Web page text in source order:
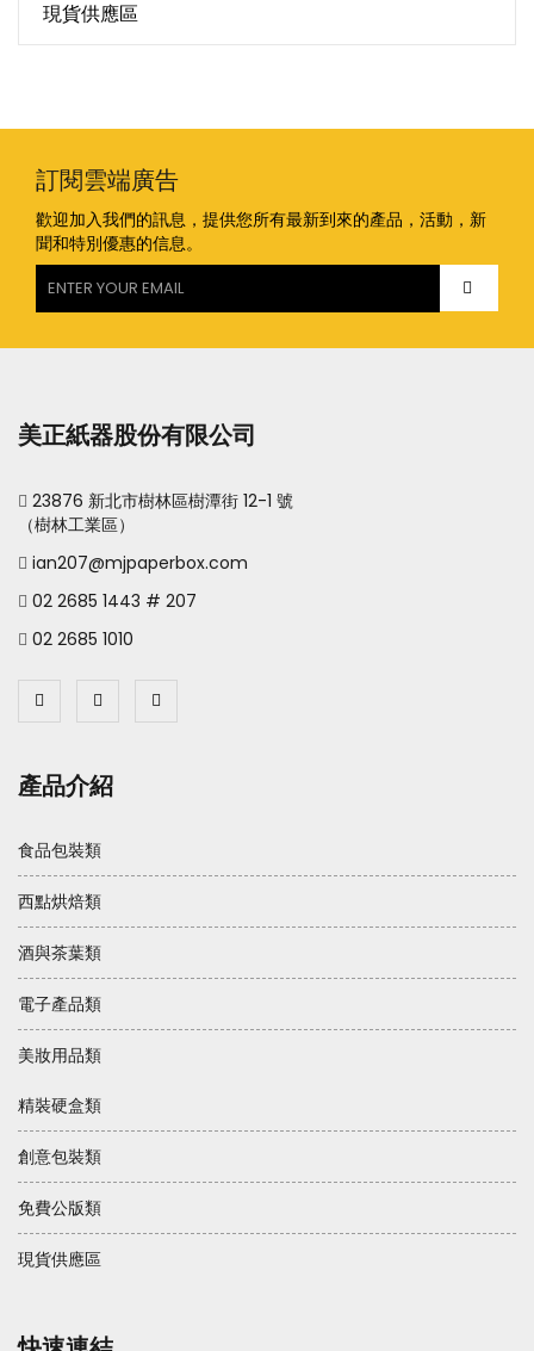
現貨供應區
訂閱雲端廣告
歡迎加入我們的訊息，提供您所有最新到來的產品，活動，新
聞和特別優惠的信息。
美正紙器股份有限公司
23876 新北市樹林區樹潭街 12-1 號
（樹林工業區）
ian207@mjpaperbox.com
02 2685 1443 # 207
02 2685 1010
產品介紹
食品包裝類
西點烘焙類
酒與茶葉類
電子產品類
美妝用品類
精裝硬盒類
創意包裝類
免費公版類
現貨供應區